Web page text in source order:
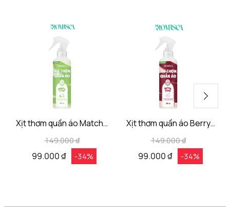
Xịt thơm quần áo Matcha
Cloud Aromisca
149.000 ₫
99.000 ₫ -34%
Xịt thơm quần áo Berry
Muse Aromisca
149.000 ₫
99.000 ₫ -34%